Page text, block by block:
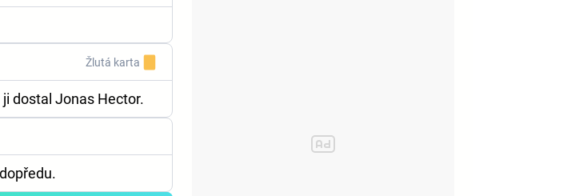
Žlutá karta
dostal Jonas Hector.